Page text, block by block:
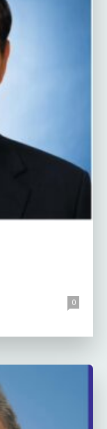
0